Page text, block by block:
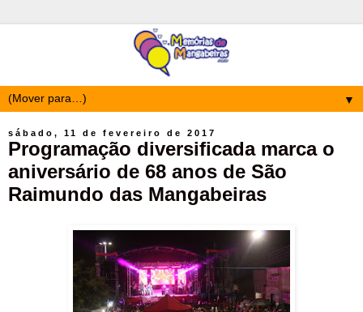
▼
sábado, 11 de fevereiro de 2017
Programação diversificada marca o
aniversário de 68 anos de São
Raimundo das Mangabeiras